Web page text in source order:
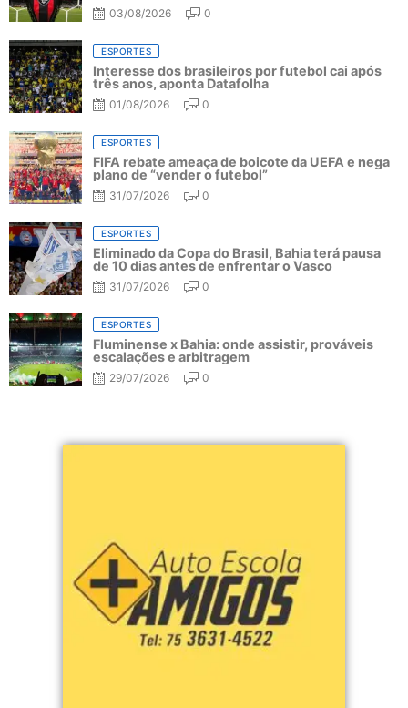
03/08/2026 0
ESPORTES
Interesse dos brasileiros por futebol cai após
três anos, aponta Datafolha
01/08/2026 0
ESPORTES
FIFA rebate ameaça de boicote da UEFA e nega
plano de “vender o futebol”
31/07/2026 0
ESPORTES
Eliminado da Copa do Brasil, Bahia terá pausa
de 10 dias antes de enfrentar o Vasco
31/07/2026 0
ESPORTES
Fluminense x Bahia: onde assistir, prováveis
escalações e arbitragem
29/07/2026 0